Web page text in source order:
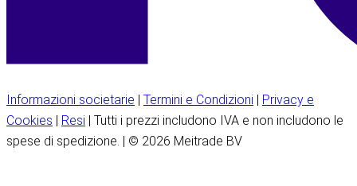
Informazioni societarie | Termini e Condizioni | Privacy e
Cookies | Resi | Tutti i prezzi includono IVA e non includono le
spese di spedizione. | © 2026 Meitrade BV